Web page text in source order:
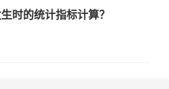
时的统计指标计算？